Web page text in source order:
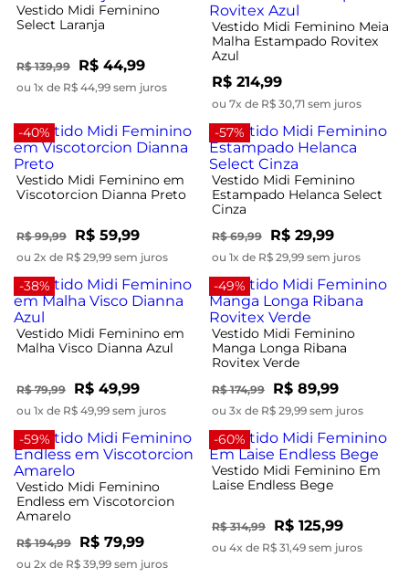
Vestido Midi Feminino
Select Laranja
R$ 139,99 R$ 44,99
ou 1x de R$ 44,99 sem juros
Vestido Midi Feminino Meia
Malha Estampado Rovitex
Azul
R$ 214,99
ou 7x de R$ 30,71 sem juros
-40%
Vestido Midi Feminino em
Viscotorcion Dianna Preto
R$ 99,99 R$ 59,99
ou 2x de R$ 29,99 sem juros
-57%
Vestido Midi Feminino
Estampado Helanca Select
Cinza
R$ 69,99 R$ 29,99
ou 1x de R$ 29,99 sem juros
-38%
Vestido Midi Feminino em
Malha Visco Dianna Azul
R$ 79,99 R$ 49,99
ou 1x de R$ 49,99 sem juros
-49%
Vestido Midi Feminino
Manga Longa Ribana
Rovitex Verde
R$ 174,99 R$ 89,99
ou 3x de R$ 29,99 sem juros
-59%
Vestido Midi Feminino
Endless em Viscotorcion
Amarelo
R$ 194,99 R$ 79,99
ou 2x de R$ 39,99 sem juros
-60%
Vestido Midi Feminino Em
Laise Endless Bege
R$ 314,99 R$ 125,99
ou 4x de R$ 31,49 sem juros